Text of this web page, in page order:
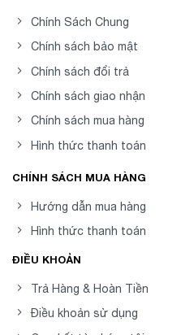
Chính Sách Chung
Chính sách bảo mật
Chính sách đổi trả
Chính sách giao nhận
Chính sách mua hàng
Hình thức thanh toán
CHÍNH SÁCH MUA HÀNG
Hướng dẫn mua hàng
Hình thức thanh toán
ĐIỀU KHOẢN
Trả Hàng & Hoàn Tiền
Điều khoản sử dụng